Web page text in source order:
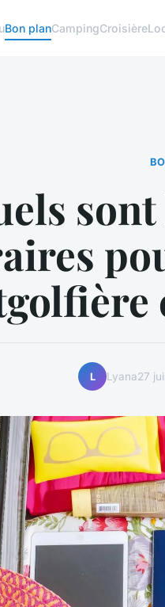
Bon planCampingCroisière
L Lyana27